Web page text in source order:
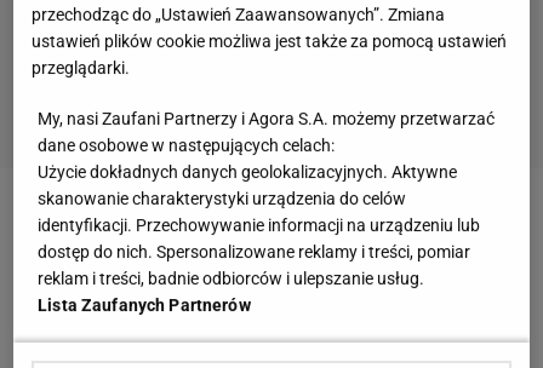
Zobacz wideoNowy trener w Legii? Padło
nieoczywiste nazwisko
przechodząc do „Ustawień Zaawansowanych”. Zmiana
ustawień plików cookie możliwa jest także za pomocą ustawień
przeglądarki.
My, nasi Zaufani Partnerzy i Agora S.A. możemy przetwarzać
dane osobowe w następujących celach:
Użycie dokładnych danych geolokalizacyjnych. Aktywne
skanowanie charakterystyki urządzenia do celów
identyfikacji. Przechowywanie informacji na urządzeniu lub
dostęp do nich. Spersonalizowane reklamy i treści, pomiar
reklam i treści, badnie odbiorców i ulepszanie usług.
Lista Zaufanych Partnerów